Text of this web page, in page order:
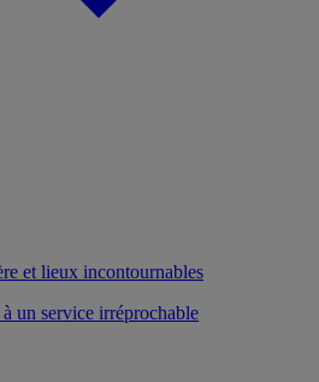
et lieux incontournables
un service irréprochable